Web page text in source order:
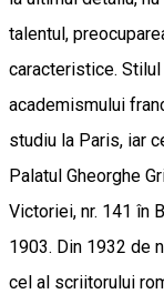
talentul,
caracteristice.
academismului
studiu la Paris, iar
Palatul Gheorghe
Victoriei, nr. 141 în
1903. Din 1932 de
cel al scriitorului